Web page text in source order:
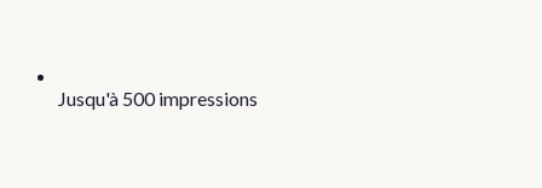
Jusqu'à 500 impressions